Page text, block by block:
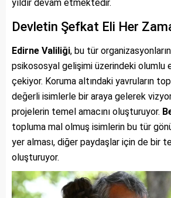
yıldır devam etmektedir.
Devletin Şefkat Eli Her
Edirne Valiliği, bu tür
psikososyal gelişimi üzerindeki olumlu
çekiyor. Koruma altındaki yavruların
değerli isimlerle bir araya gelerek
projelerin temel amacını oluşturuyor.
topluma mal olmuş isimlerin bu tür
yer alması, diğer paydaşlar için de bir
oluşturuyor.